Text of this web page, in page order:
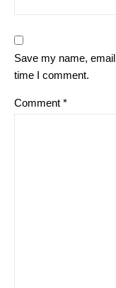
Save my name,
time I comment.
Comment *